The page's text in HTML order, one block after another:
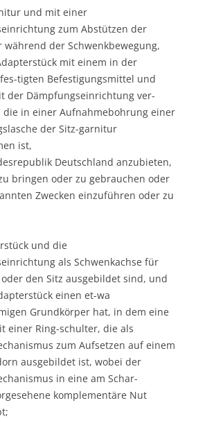
und mit einer
zum Abstützen der
während der Schwenkbewegung,
mit einem in der
tigten Befestigungsmittel und
der Dämpfungseinrichtung ver-
die in einer Aufnahmebohrung einer
der Sitz-garnitur
ist,
Deutschland anzubieten,
bringen oder zu gebrauchen oder
Zwecken einzuführen oder zu
und die
als Schwenkachse für
den Sitz ausgebildet sind, und
einen et-wa
Grundkörper hat, in dem eine
einer Ring-schulter, die als
zum Aufsetzen auf einem
ausgebildet ist, wobei der
in eine am Schar-
komplementäre Nut